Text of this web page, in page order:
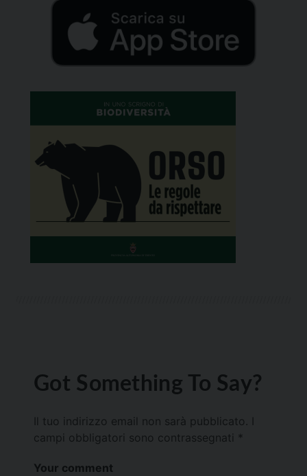
Got Something To Say?
Il tuo indirizzo email non sarà pubblicato.
campi obbligatori sono contrassegnati *
Your comment